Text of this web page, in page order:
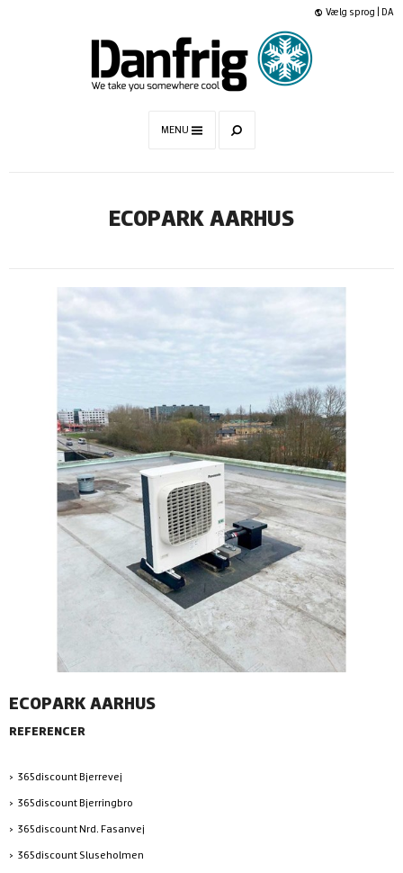
Vælg sprog | DA
MENU
ECOPARK AARHUS
ECOPARK AARHUS
REFERENCER
365discount Bjerrevej
365discount Bjerringbro
365discount Nrd. Fasanvej
365discount Sluseholmen